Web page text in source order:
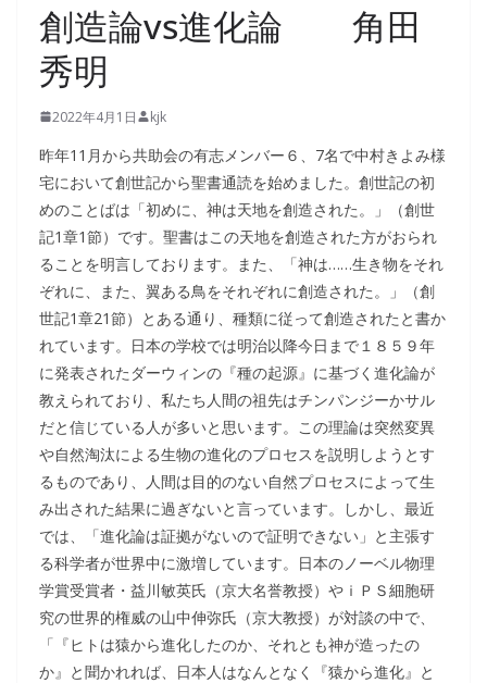
創造論vs進化論 角田
秀明
2022年4月1日 kjk
昨年11月から共助会の有志メンバー６、7名で中村きよみ様
宅において創世記から聖書通読を始めました。創世記の初
めのことばは「初めに、神は天地を創造された。」（創世
記1章1節）です。聖書はこの天地を創造された方がおられ
ることを明言しております。また、「神は……生き物をそれ
ぞれに、また、翼ある鳥をそれぞれに創造された。」（創
世記1章21節）とある通り、種類に従って創造されたと書か
れています。日本の学校では明治以降今日まで１８５９年
に発表されたダーウィンの『種の起源』に基づく進化論が
教えられており、私たち人間の祖先はチンパンジーかサル
だと信じている人が多いと思います。この理論は突然変異
や自然淘汰による生物の進化のプロセスを説明しようとす
るものであり、人間は目的のない自然プロセスによって生
み出された結果に過ぎないと言っています。しかし、最近
では、「進化論は証拠がないので証明できない」と主張す
る科学者が世界中に激増しています。日本のノーベル物理
学賞受賞者・益川敏英氏（京大名誉教授）やｉＰＳ細胞研
究の世界的権威の山中伸弥氏（京大教授）が対談の中で、
「『ヒトは猿から進化したのか、それとも神が造ったの
か』と聞かれれば、日本人はなんとなく『猿から進化』と